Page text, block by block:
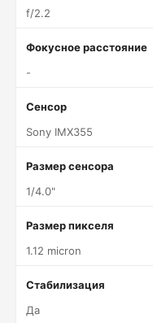
f/2.2
Фокусное расстояние
-
Сенсор
Sony IMX355
Размер сенсора
1/4.0"
Размер пикселя
1.12 micron
Стабилизация
Да